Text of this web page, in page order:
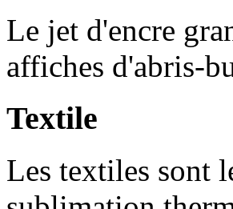
Le jet d'encre
affiches d'abris-
Textile
Les textiles sont